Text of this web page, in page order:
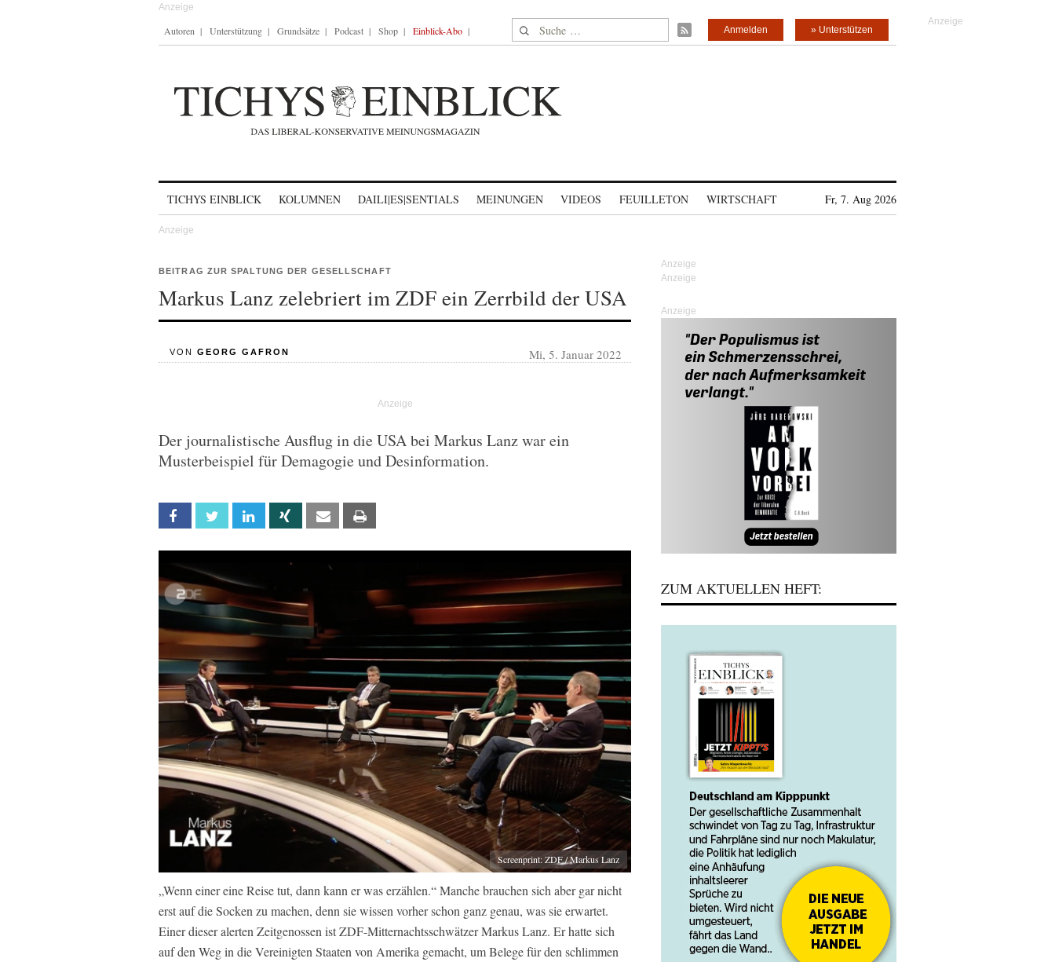
Autoren Unterstützung Grundsätze Podcast Shop Einblick-Abo Suche nach: » Unterstützen
Anmelden
TICHYS EINBLICK KOLUMNEN DAILI|ES|SENTIALS MEINUNGEN VIDEOS FEUILLETON WIRTSCHAFT Fr, 7. Aug 2026
BEITRAG ZUR SPALTUNG DER GESELLSCHAFT
Markus Lanz zelebriert im ZDF ein Zerrbild der USA
VON GEORG GAFRON Mi, 5. Januar 2022
Der journalistische Ausflug in die USA bei Markus Lanz war ein
Musterbeispiel für Demagogie und Desinformation.
Facebook Twitter Linkedin Xing Email
Screenprint: ZDF / Markus Lanz
„Wenn einer eine Reise tut, dann kann er was erzählen.“ Manche brauchen sich aber gar nicht
erst auf die Socken zu machen, denn sie wissen vorher schon ganz genau, was sie erwartet.
Einer dieser alerten Zeitgenossen ist ZDF-Mitternachtsschwätzer Markus Lanz. Er hatte sich
auf den Weg in die Vereinigten Staaten von Amerika gemacht, um Belege für den schlimmen
Anzeige
ZUM AKTUELLEN HEFT: